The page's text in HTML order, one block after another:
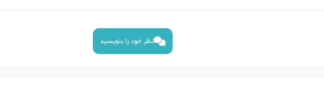
نظر خود را بنویسید